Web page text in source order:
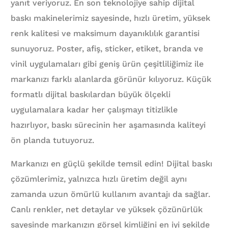
yanıt veriyoruz. En son teknolojiye sahip dijital
baskı makinelerimiz sayesinde, hızlı üretim, yüksek
renk kalitesi ve maksimum dayanıklılık garantisi
sunuyoruz. Poster, afiş, sticker, etiket, branda ve
vinil uygulamaları gibi geniş ürün çeşitliliğimiz ile
markanızı farklı alanlarda görünür kılıyoruz. Küçük
formatlı dijital baskılardan büyük ölçekli
uygulamalara kadar her çalışmayı titizlikle
hazırlıyor, baskı sürecinin her aşamasında kaliteyi
ön planda tutuyoruz.
Markanızı en güçlü şekilde temsil edin! Dijital baskı
çözümlerimiz, yalnızca hızlı üretim değil aynı
zamanda uzun ömürlü kullanım avantajı da sağlar.
Canlı renkler, net detaylar ve yüksek çözünürlük
sayesinde markanızın görsel kimliğini en iyi şekilde